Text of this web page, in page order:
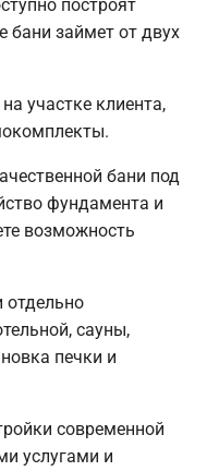
построят
займет от двух
участке клиента,
бани под
фундамента и
возможность
отдельно
сауны,
печки и
современной
услугами и